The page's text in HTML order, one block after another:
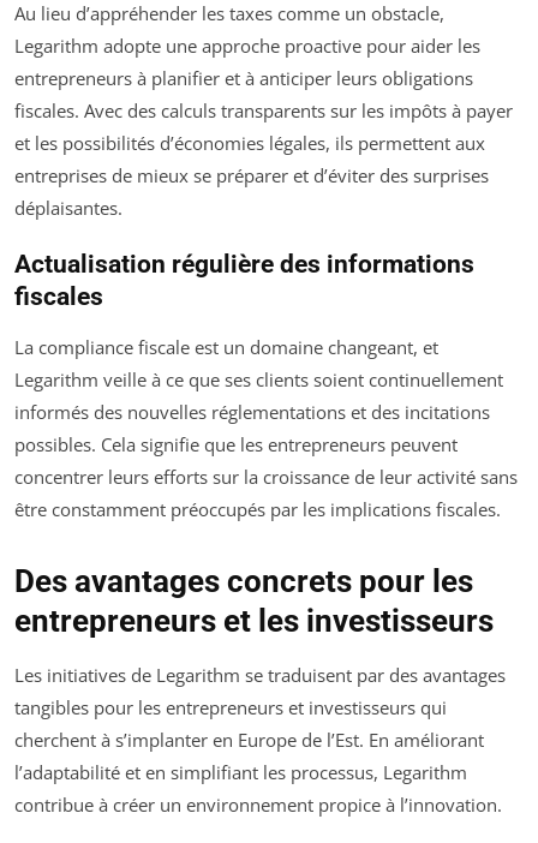
Au lieu d’appréhender les taxes comme un obstacle,
Legarithm adopte une approche proactive pour aider les
entrepreneurs à planifier et à anticiper leurs obligations
fiscales. Avec des calculs transparents sur les impôts à payer
et les possibilités d’économies légales, ils permettent aux
entreprises de mieux se préparer et d’éviter des surprises
déplaisantes.
Actualisation régulière des informations
fiscales
La compliance fiscale est un domaine changeant, et
Legarithm veille à ce que ses clients soient continuellement
informés des nouvelles réglementations et des incitations
possibles. Cela signifie que les entrepreneurs peuvent
concentrer leurs efforts sur la croissance de leur activité sans
être constamment préoccupés par les implications fiscales.
Des avantages concrets pour les
entrepreneurs et les investisseurs
Les initiatives de Legarithm se traduisent par des avantages
tangibles pour les entrepreneurs et investisseurs qui
cherchent à s’implanter en Europe de l’Est. En améliorant
l’adaptabilité et en simplifiant les processus, Legarithm
contribue à créer un environnement propice à l’innovation.